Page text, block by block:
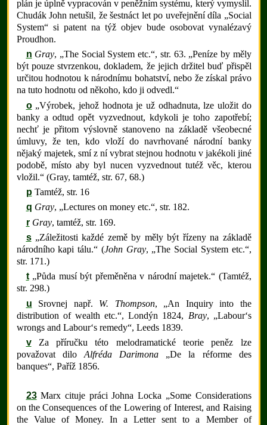
plán je úplně vypracován v peněžním systému, který vymyslil.
Chudák John netušil, že šestnáct let po uveřejnění díla „Social
System“ si patent na týž objev bude osobovat vynalézavý
Proudhon.
n Gray, „The Social System etc.“, str. 63. „Peníze by měly
být pouze stvrzenkou, dokladem, že jejich držitel buď přispěl
určitou hodnotou k národnímu bohatství, nebo že získal právo
na tuto hodnotu od někoho, kdo ji odvedl.“
o„Výrobek, jehož hodnota je už odhadnuta, lze uložit do
banky a odtud opět vyzvednout, kdykoli je toho zapotřebí;
nechť je přitom výslovně stanoveno na základě všeobecné
úmluvy, že ten, kdo vloží do navrhované národní banky
nějaký majetek, smí z ní vybrat stejnou hodnotu v jakékoli jiné
podobě, místo aby byl nucen vyzvednout tutéž věc, kterou
vložil.“ (Gray, tamtéž, str. 67, 68.)
pTamtéž, str. 16
q Gray, „Lectures on money etc.“, str. 182.
r Gray, tamtéž, str. 169.
s„Záležitosti každé země by měly být řízeny na základě
národního kapi tálu.“ (John Gray, „The Social System etc.“,
str. 171.)
t„Půda musí být přeměněna v národní majetek.“ (Tamtéž,
str. 298.)
u Srovnej např. W. Thompson, „An Inquiry into the
distribution of wealth etc.“, Londýn 1824, Bray, „Labour‘s
wrongs and Labour‘s remedy“, Leeds 1839.
vZa příručku této melodramatické teorie peněz lze
považovat dilo Alfréda Darimona „De la réforme des
banques“, Paříž 1856.
23Marx cituje práci Johna Locka „Some Considerations
on the Consequences of the Lowering of Interest, and Raising
the Value of Money. In a Letter sent to a Member of